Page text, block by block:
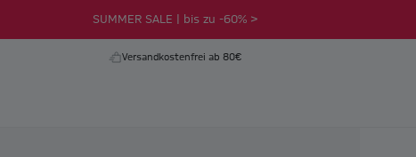
SUMMER SALE | bis zu -60% >
Versandkostenfrei ab 80€